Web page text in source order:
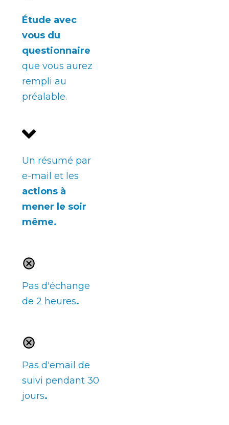
Étude avec
vous du
questionnaire
que vous aurez
rempli au
préalable.
Un résumé par
e-mail et les
actions à
mener le soir
même.
Pas d'échange
de 2 heures.
Pas d'email de
suivi pendant 30
jours.